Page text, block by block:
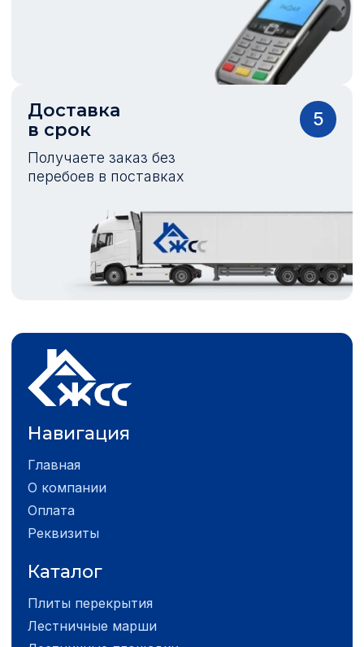
Доставка
в срок
Получаете заказ без
перебоев в поставках
5
Навигация
Главная
О компании
Оплата
Реквизиты
Каталог
Плиты перекрытия
Лестничные марши